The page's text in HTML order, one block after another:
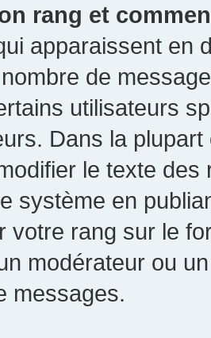
rang et
apparaissent en
de
utilisateurs
Dans la
le texte
système en
votre rang sur le
modérateur ou
messages.